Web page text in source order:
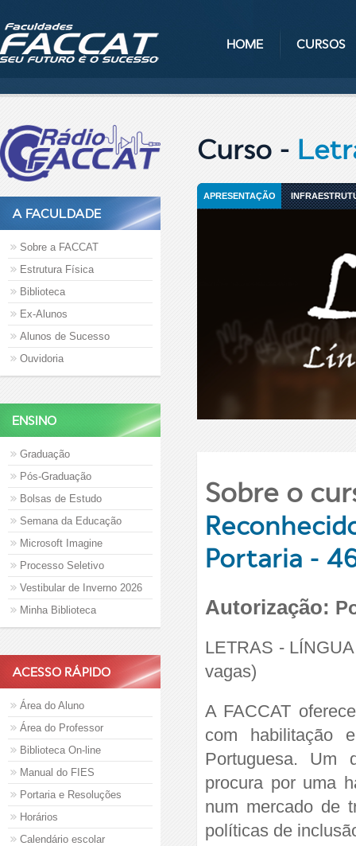
HOME CURSOS
A FACULDADE
Sobre a FACCAT
Estrutura Física
Biblioteca
Ex-Alunos
Alunos de Sucesso
Ouvidoria
ENSINO
Graduação
Pós-Graduação
Bolsas de Estudo
Semana da Educação
Microsoft Imagine
Processo Seletivo
Vestibular de Inverno 2026
Minha Biblioteca
ACESSO RÁPIDO
Área do Aluno
Área do Professor
Biblioteca On-line
Manual do FIES
Portaria e Resoluções
Horários
Calendário escolar
Curso -
APRESENTAÇÃO
Sobre o
Portaria -
Autorização:
LETRAS -
vagas)
A FACCAT
com habilitação
Portuguesa. Um
procura por uma
num mercado de
políticas de